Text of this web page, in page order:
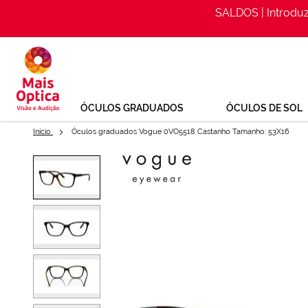
SALDOS |
ÓCULOS GRADUADOS ÓCULOS DE SOL
Início Óculos graduados Vogue 0VO5518 Castanho Tamanho: 53X16
Óculos graduados Vogue
para
da
Galeria